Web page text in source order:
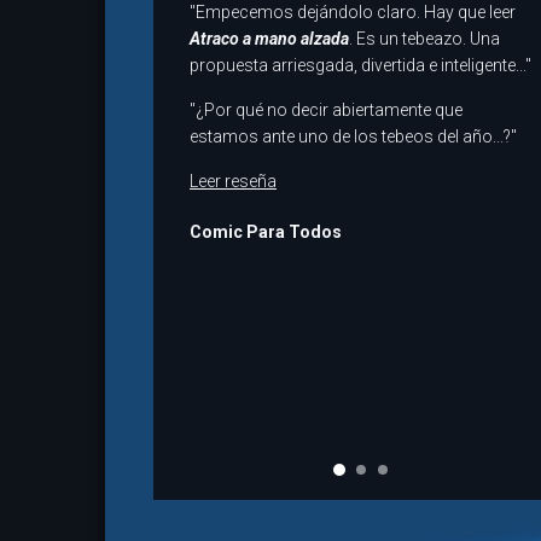
"Empecemos dejándolo claro. Hay que leer
Atraco a mano alzada. Es un tebeazo. Una
propuesta arriesgada, divertida e inteligente..."
"¿Por qué no decir abiertamente que
estamos ante uno de los tebeos del año...?"
Leer reseña
Comic Para Todos